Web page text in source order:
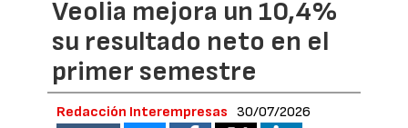
Veolia mejora un 10,4%
su resultado neto en el
primer semestre
Redacción Interempresas 30/07/2026